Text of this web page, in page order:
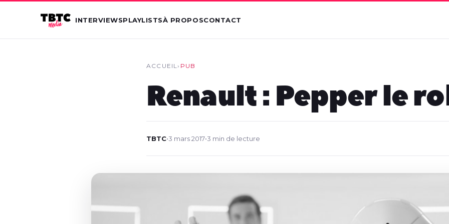
INTERVIEWSPLAYLISTSÀ PROPOSCONTACT
ACCUEIL› PUB
Renault : Pepper le
TBTC•3 mars 2017•3 min de lecture